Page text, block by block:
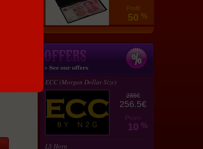
Profit
50 %
ECC (Morgan Dollar Size)
285€
256.5€
Profit
10 %
LS Horn